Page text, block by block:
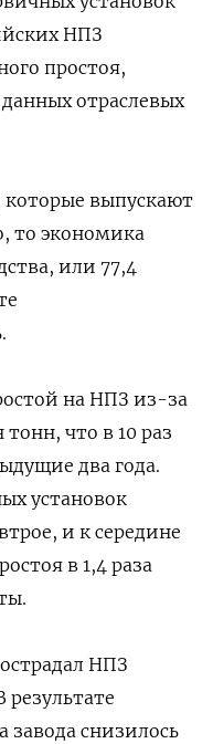
НПЗ
простоя,
отраслевых
выпускают
то экономика
или 77,4
на НПЗ из-за
что в 10 раз
два года.
установок
и к середине
в 1,4 раза
НПЗ
завода снизилось